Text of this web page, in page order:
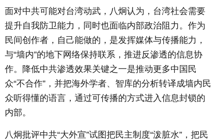
面对中共可能对台湾动武，八炯认为，台湾社会需要
提升自我防卫能力，同时也面临内部政治阻力。作为
民间创作者，自己能做的，是发挥媒体与传播能力，
与“墙内”的地下网络保持联系，推进反渗透的信息协
作。降低中共渗透效果关键之一是推动更多中国民
众“不合作”，并把海外学者、智库的分析转译成墙内民
众听得懂的语言，通过可传播的方式进入信息封锁的
内部。
八炯批评中共“大外宣”试图把民主制度“泼脏水”，把民